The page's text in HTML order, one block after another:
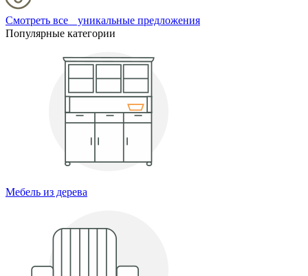
Смотреть все уникальные предложения
Популярные категории
Мебель из дерева